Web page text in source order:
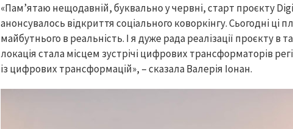
«Пам’ятаю нещодавній, буквально у червні, старт проєкту
анонсувалось відкриття соціального коворкінгу. Сьогодні
майбутнього в реальність. І я дуже рада реалізації проєкту в
локація стала місцем зустрічі цифрових трансформаторів
із цифрових трансформацій», – сказала Валерія Іонан.